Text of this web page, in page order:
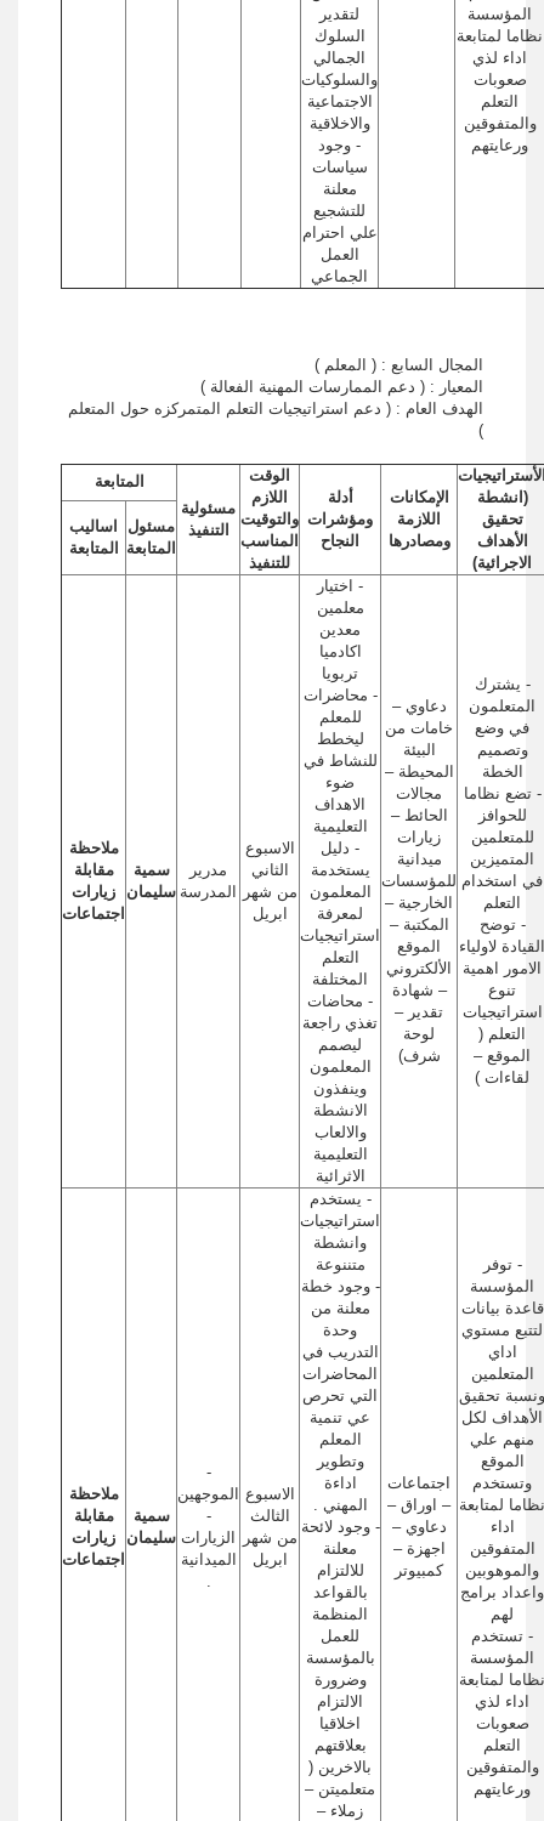
المؤسسة
نظاما لمتابعة
اداء لذي
صعوبات
التعلم
والمتفوقين
ورعايتهم
لتقدير
السلوك
الجمالي
والسلوكيات
الاجتماعية
والاخلاقية
- وجود
سياسات
معلنة
للتشجيع
علي احترام
العمل
الجماعي
المجال السابع : ( المعلم )
المعيار : ( دعم الممارسات المهنية الفعالة )
الهدف العام : ( دعم استراتيجيات التعلم المتمركزه حول المتعلم
)
(انشطة
تحقيق
الأهداف
الاجرائية)
الإمكانات
اللازمة
ومصادرها
أدلة
ومؤشرات
النجاح
الوقت
اللازم
والتوقيت
المناسب
للتنفيذ
مسئولية
التنفيذ
المتابعة
مسئول
المتابعة
اساليب
المتابعة
- يشترك
المتعلمون
في وضع
وتصميم
الخطة
- تضع نظاما
للحوافز
للمتعلمين
المتميزين
في استخدام
التعلم
- توضح
القيادة لاولياء
الامور اهمية
تنوع
استراتيجيات
التعلم (
الموقع –
لقاءات )
دعاوي –
خامات من
البيئة
المحيطة –
مجالات
الحائط –
زيارات
ميدانية
للمؤسسات
الخارجية –
المكتبة –
الموقع
الألكتروني
– شهادة
تقدير –
لوحة
شرف)
- اختيار
معلمين
معدين
اكادميا
تربويا
- محاضرات
للمعلم
ليخطط
للنشاط في
ضوء
الاهداف
التعليمية
- دليل
يستخدمة
المعلمون
لمعرفة
استراتيجيات
التعلم
المختلفة
- محاضات
تغذي راجعة
ليصمم
المعلمون
وينفذون
الانشطة
والالعاب
التعليمية
الاثرائية
الاسبوع
الثاني
من شهر
ابريل
مدرير
المدرسة
سمية
سليمان
ملاحظة
مقابلة
زيارات
اجتماعات
- توفر
المؤسسة
قاعدة بيانات
لتتبع مستوي
اداي
المتعلمين
ونسبة تحقيق
الأهداف لكل
منهم علي
الموقع
وتستخدم
نظاما لمتابعة
اداء
المتفوقين
والموهوبين
واعداد برامج
لهم
- تستخدم
المؤسسة
نظاما لمتابعة
اداء لذي
صعوبات
التعلم
والمتفوقين
ورعايتهم
اجتماعات
– اوراق –
دعاوي –
اجهزة –
كمبيوتر
- يستخدم
استراتيجيات
وانشطة
متننوعة
- وجود خطة
معلنة من
وحدة
التدريب في
المحاضرات
التي تحرص
عي تنمية
المعلم
وتطوير
اداءة
المهني .
- وجود لائحة
معلنة
للالتزام
بالقواعد
المنظمة
للعمل
بالمؤسسة
وضرورة
الالتزام
اخلاقيا
بعلاقتهم
بالاخرين (
متعلميتن –
زملاء –
الاسبوع
الثالث
من شهر
ابريل
-
الموجهين
-
الزيارات
الميدانية
سمية
سليمان
ملاحظة
مقابلة
زيارات
اجتماعات